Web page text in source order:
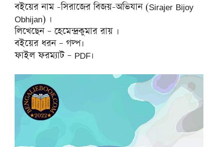
বইয়ের নাম -সিরাজের বিজয়-অভিযান (Sirajer Bijoy
Obhijan) ।
লিখেছেন – হেমেন্দ্রকুমার রায় ।
বইয়ের ধরন – গল্প।
ফাইল ফরম্যাট – PDF।